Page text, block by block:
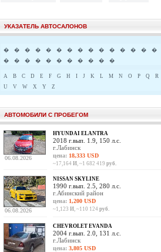
УКАЗАТЕЛЬ АВТОСАЛОНОВ
� � � � � � � � � � � � � � �
�
� � � � � � � � � �
A B C D E F G H I J K L M N O P Q R
U
V W X Y Z
АВТОМОБИЛИ С ПРОБЕГОМ
06.08.2026
HYUNDAI ELANTRA
2018 г.вып. 1.9, 150 л.с.
г.Лабинск
цена: 18,333 USD
~17,164 И, ~1 682 419 руб.
06.08.2026
NISSAN SKYLINE
1990 г.вып. 2.5, 280 л.с.
г.Абинский район
цена: 1,200 USD
~1,123 И, ~110 124 руб.
CHEVROLET EVANDA
2004 г.вып. 2.0, 131 л.с.
г.Лабинск
цена: 3,805 USD